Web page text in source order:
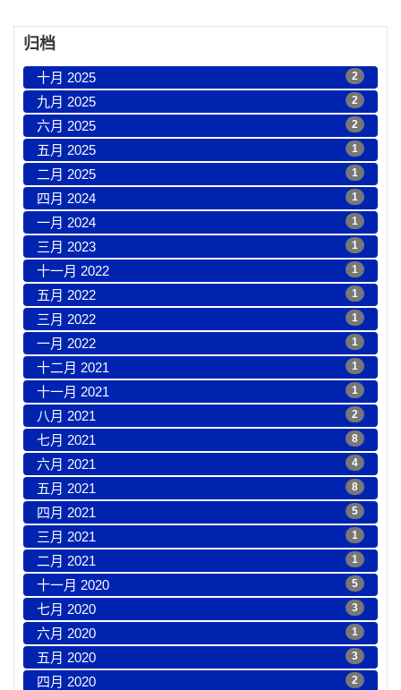
归档
十月 2025 2
九月 2025 2
六月 2025 2
五月 2025 1
二月 2025 1
四月 2024 1
一月 2024 1
三月 2023 1
十一月 2022 1
五月 2022 1
三月 2022 1
一月 2022 1
十二月 2021 1
十一月 2021 1
八月 2021 2
七月 2021 8
六月 2021 4
五月 2021 8
四月 2021 5
三月 2021 1
二月 2021 1
十一月 2020 5
七月 2020 3
六月 2020 1
五月 2020 3
四月 2020 2